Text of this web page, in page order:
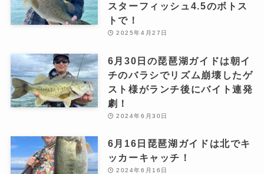
スターフィッシュ4.5のボトス
トで！
2025年4月27日
6月30日の琵琶湖ガイドは朝イ
チのバラシでリズム崩壊したゲ
スト様がランチ後にバイト連発
劇！
2024年6月30日
6月16日琵琶湖ガイドは北でキ
ッカーキャッチ！
2024年6月16日